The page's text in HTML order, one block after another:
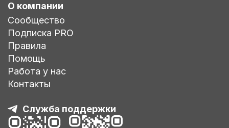
О компании
Сообщество
Подписка PRO
Правила
Помощь
Работа у нас
Контакты
Служба поддержки